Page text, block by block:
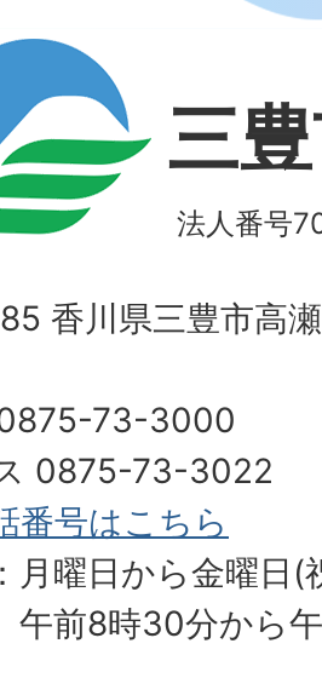
三
法人番号
香川県三豊市高
0875-73-3000
0875-73-3022
番号はこちら
月曜日から金曜日(
午前8時30分から